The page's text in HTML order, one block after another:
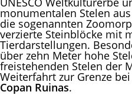
monumentalen Stelen
die sogenannten
verzierte Steinblöcke mit
Tierdarstellungen.
über zehn Meter hohe
freistehenden Stelen der
Weiterfahrt zur Grenze bei
Copan Ruinas.